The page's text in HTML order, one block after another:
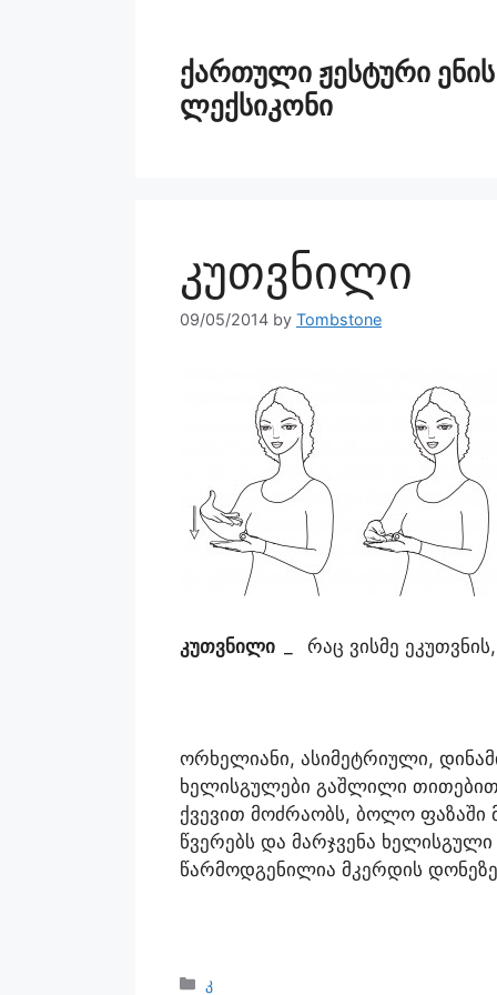
ქართული ჟესტური ენის
ლექსიკონი
კუთვნილი
09/05/2014 by Tombstone
კუთვნილი რაც ვისმე
ორხელიანი, ასიმეტრიული,
ხელისგულები გაშლილი
ქვევით მოძრაობს, ბოლო ფაზაში
წვერებს და მარჯვენა
წარმოდგენილია მკერდის
კ